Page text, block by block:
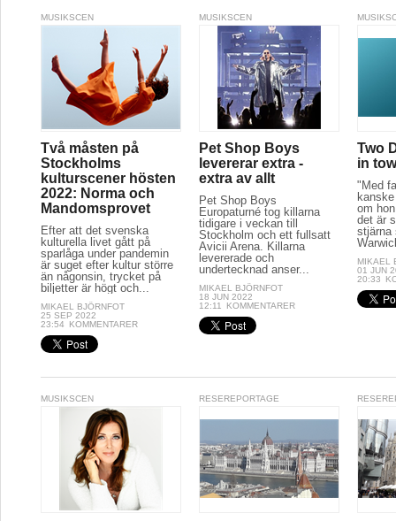
MUSIKSCEN
Två måsten på
Stockholms
kulturscener hösten
2022: Norma och
Mandomsprovet
Efter att det svenska
kulturella livet gått på
sparlåga under pandemin
är suget efter kultur större
än någonsin, trycket på
biljetter är högt och...
MIKAEL BJÖRNFOT
25 SEP 2022
23:54
KOMMENTARER
MUSIKSCEN
Pet Shop Boys
levererar extra -
extra av allt
Pet Shop Boys
Europaturné tog killarna
tidigare i veckan till
Stockholm och ett fullsatt
Avicii Arena. Killarna
levererade och
undertecknad anser...
MIKAEL BJÖRNFOT
18 JUN 2022
12:11
KOMMENTARER
Two
in
"Med
om
det är
stjärna
MIKAEL
01 JUN
20:33
MUSIKSCEN RESEREPORTAGE